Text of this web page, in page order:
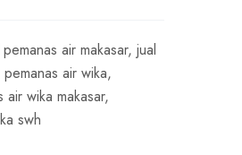
air makasar,jual
pemanas air wika,
air wika makasar,
swh